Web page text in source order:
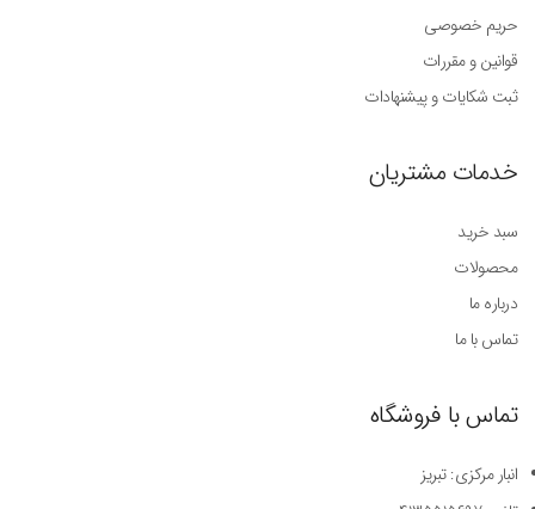
حریم خصوصی
قوانین و مقررات
ثبت شکایات و پیشنهادات
خدمات مشتریان
سبد خرید
محصولات
درباره ما
تماس با ما
تماس با فروشگاه
انبار مرکزی: تبریز